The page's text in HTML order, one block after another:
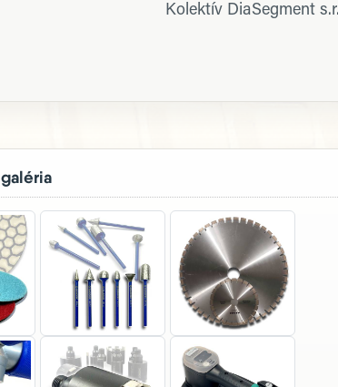
Kolektív DiaSegment